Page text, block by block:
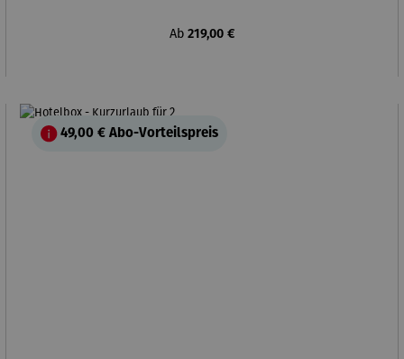
Regulärer Preis:
Ab 219,00 €
49,00 € Abo-Vorteilspreis